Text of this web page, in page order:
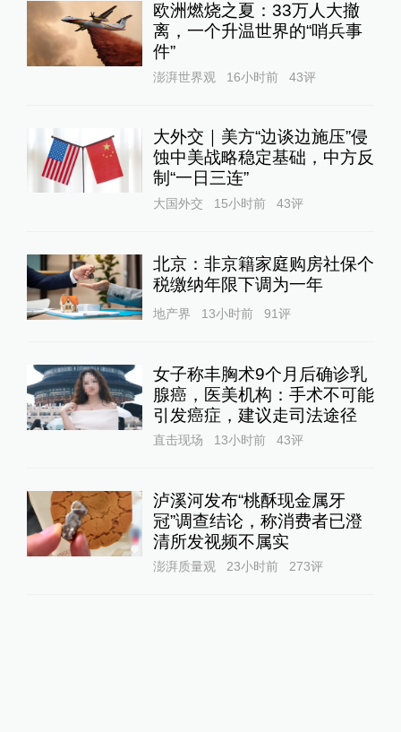
欧洲燃烧之夏：33万人大撤
离，一个升温世界的“哨兵事
件”
澎湃世界观 16小时前 43评
大外交｜美方“边谈边施压”侵
蚀中美战略稳定基础，中方反
制“一日三连”
大国外交 15小时前 43评
北京：非京籍家庭购房社保个
税缴纳年限下调为一年
地产界 13小时前 91评
女子称丰胸术9个月后确诊乳
腺癌，医美机构：手术不可能
引发癌症，建议走司法途径
直击现场 13小时前 43评
泸溪河发布“桃酥现金属牙
冠”调查结论，称消费者已澄
清所发视频不属实
澎湃质量观 23小时前 273评